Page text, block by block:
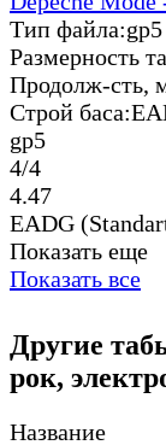
Тип файла:gp5
Размерность
Продолж-сть,
Строй баса:
gp5
4/4
4.47
EADG
Показать еще
Показать все
Другие
рок,
Название